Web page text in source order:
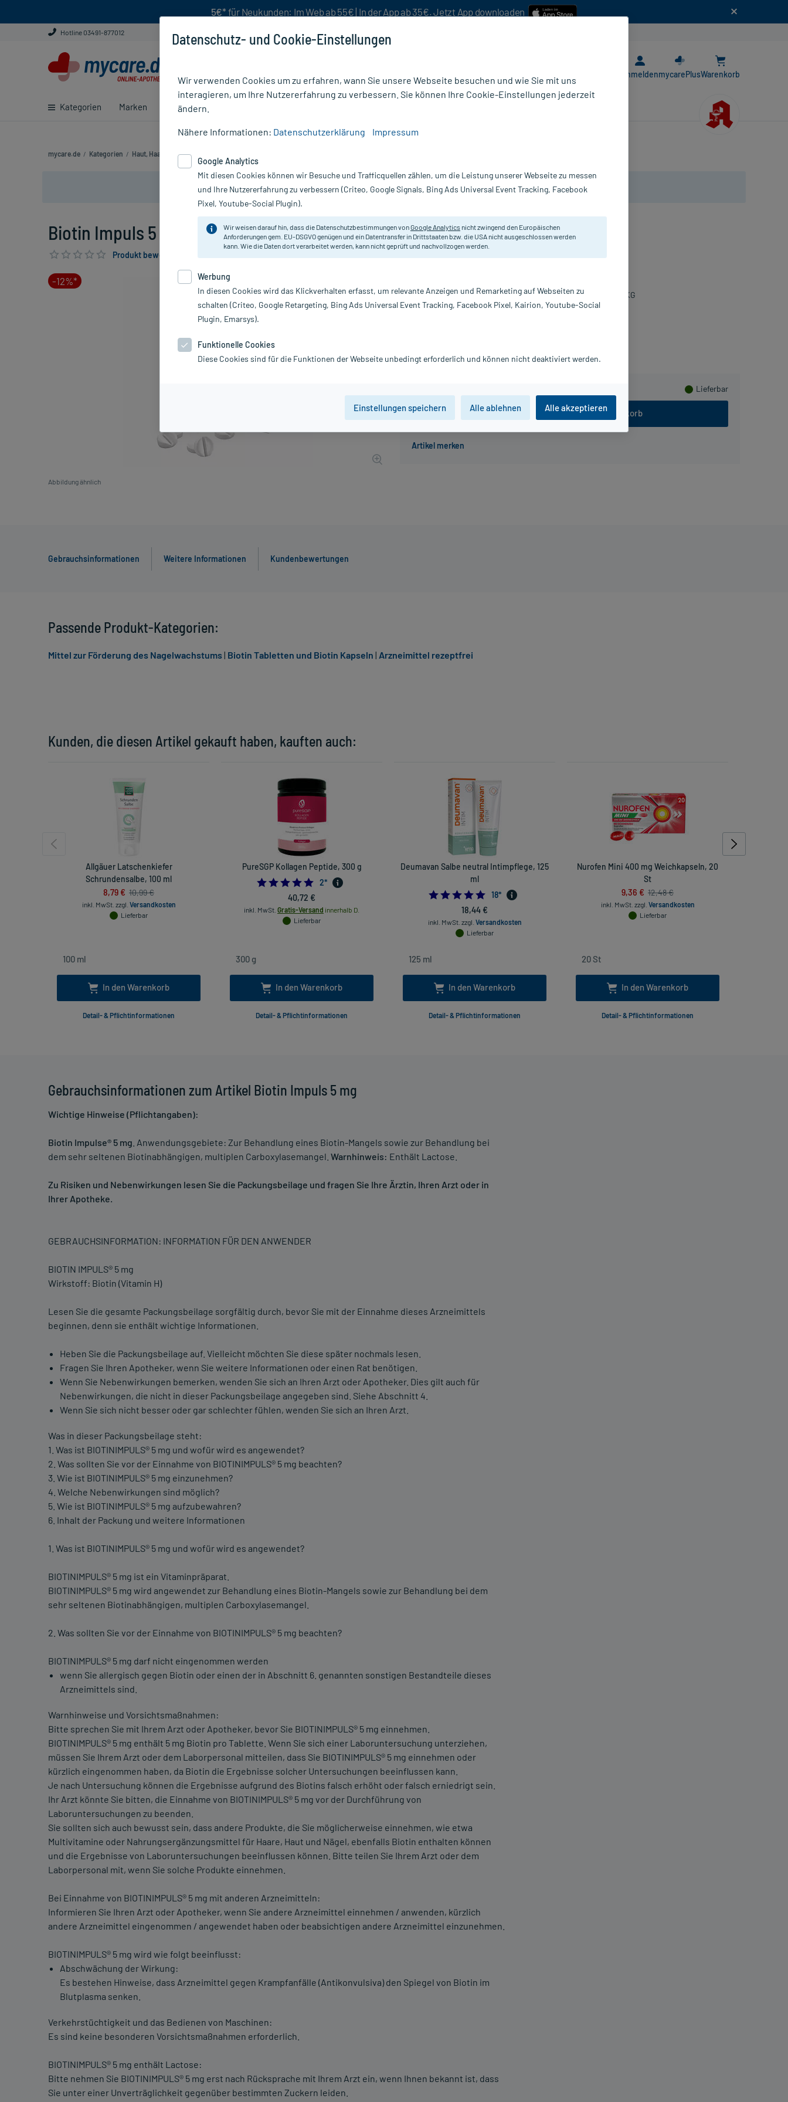
5€* für Neukunden: Im Web ab 55€ | In der App ab 35€. Jetzt App downloaden
Hotline 03491-877012
Kategorien Marken Ratgeber
AnmeldenmycarePlusWarenkorb
mycare.de / Kategorien / Haut, Haare & Nägel
Nur für kurze Zeit:Gratis-Versand* ab 19€ Mindestbestellwert!
Biotin Impuls 5 mg, 100 St
Produkt bewerten & PlusHerzen sichern
-12%*
Abbildung ähnlich
inkl. MwSt. Gratis-Versand innerhalb D.
Lieferbar
In den Warenkorb
Vitaminpräparat zur Behandlung von Biotinmangelzuständen.
Darreichung:
Tabletten
Hersteller:
Quiris Healthcare GmbH & Co. KG
Information:
Beipackzettel als PDF
Gebrauchsinformationen Weitere Informationen Kundenbewertungen
Gebrauchsinformationen zum Artikel Biotin Impuls 5 mg
Wichtige Hinweise (Pflichtangaben):
Biotin Impulse® 5 mg . Anwendungsgebiete: Zur Behandlung eines Biotin-Mangels sowie zur Behandlung bei
dem sehr seltenen Biotinabhängigen, multiplen Carboxylasemangel. Warnhinweis: Enthält Lactose.
Zu Risiken und Nebenwirkungen lesen Sie die Packungsbeilage und fragen Sie Ihre Ärztin, Ihren Arzt oder in
Ihrer Apotheke.
GEBRAUCHSINFORMATION: INFORMATION FÜR DEN ANWENDER
BIOTIN IMPULS® 5 mg
Wirkstoff: Biotin (Vitamin H)
Lesen Sie die gesamte Packungsbeilage sorgfältig durch, bevor Sie mit der Einnahme dieses Arzneimittels
beginnen, denn sie enthält wichtige Informationen.
Heben Sie die Packungsbeilage auf. Vielleicht möchten Sie diese später nochmals lesen.
Fragen Sie Ihren Apotheker, wenn Sie weitere Informationen oder einen Rat benötigen.
Wenn Sie Nebenwirkungen bemerken, wenden Sie sich an Ihren Arzt oder Apotheker. Dies gilt auch für
Nebenwirkungen, die nicht in dieser Packungsbeilage angegeben sind. Siehe Abschnitt 4.
Wenn Sie sich nicht besser oder gar schlechter fühlen, wenden Sie sich an Ihren Arzt.
Was in dieser Packungsbeilage steht:
1. Was ist BIOTINIMPULS® 5 mg und wofür wird es angewendet?
2. Was sollten Sie vor der Einnahme von BIOTINIMPULS® 5 mg beachten?
3. Wie ist BIOTINIMPULS® 5 mg einzunehmen?
4. Welche Nebenwirkungen sind möglich?
5. Wie ist BIOTINIMPULS® 5 mg aufzubewahren?
6. Inhalt der Packung und weitere Informationen
1. Was ist BIOTINIMPULS® 5 mg und wofür wird es angewendet?
BIOTINIMPULS® 5 mg ist ein Vitaminpräparat.
BIOTINIMPULS® 5 mg wird angewendet zur Behandlung eines Biotin-Mangels sowie zur Behandlung bei dem
sehr seltenen Biotinabhängigen, multiplen Carboxylasemangel.
2. Was sollten Sie vor der Einnahme von BIOTINIMPULS® 5 mg beachten?
BIOTINIMPULS® 5 mg darf nicht eingenommen werden
wenn Sie allergisch gegen Biotin oder einen der in Abschnitt 6. genannten sonstigen Bestandteile dieses
Arzneimittels sind.
Warnhinweise und Vorsichtsmaßnahmen:
Bitte sprechen Sie mit Ihrem Arzt oder Apotheker, bevor Sie BIOTINIMPULS® 5 mg einnehmen.
BIOTINIMPULS® 5 mg enthält 5 mg Biotin pro Tablette. Wenn Sie sich einer Laboruntersuchung unterziehen,
müssen Sie Ihrem Arzt oder dem Laborpersonal mitteilen, dass Sie BIOTINIMPULS® 5 mg einnehmen oder
kürzlich eingenommen haben, da Biotin die Ergebnisse solcher Untersuchungen beeinflussen kann.
Je nach Untersuchung können die Ergebnisse aufgrund des Biotins falsch erhöht oder falsch erniedrigt sein.
Ihr Arzt könnte Sie bitten, die Einnahme von BIOTINIMPULS® 5 mg vor der Durchführung von
Laboruntersuchungen zu beenden.
Sie sollten sich auch bewusst sein, dass andere Produkte, die Sie möglicherweise einnehmen, wie etwa
Multivitamine oder Nahrungsergänzungsmittel für Haare, Haut und Nägel, ebenfalls Biotin enthalten können
und die Ergebnisse von Laboruntersuchungen beeinflussen können. Bitte teilen Sie Ihrem Arzt oder dem
Laborpersonal mit, wenn Sie solche Produkte einnehmen.
Bei Einnahme von BIOTINIMPULS® 5 mg mit anderen Arzneimitteln:
Informieren Sie Ihren Arzt oder Apotheker, wenn Sie andere Arzneimittel einnehmen / anwenden, kürzlich
andere Arzneimittel eingenommen / angewendet haben oder beabsichtigen andere Arzneimittel einzunehmen.
BIOTINIMPULS® 5 mg wird wie folgt beeinflusst:
Abschwächung der Wirkung:
Es bestehen Hinweise, dass Arzneimittel gegen Krampfanfälle (Antikonvulsiva) den Spiegel von Biotin im
Blutplasma senken.
Verkehrstüchtigkeit und das Bedienen von Maschinen:
Es sind keine besonderen Vorsichtsmaßnahmen erforderlich.
BIOTINIMPULS® 5 mg enthält Lactose:
Bitte nehmen Sie BIOTINIMPULS® 5 mg erst nach Rücksprache mit Ihrem Arzt ein, wenn Ihnen bekannt ist, dass
Sie unter einer Unverträglichkeit gegenüber bestimmten Zuckern leiden.
Kunden, die diesen Artikel gekauft haben, kauften auch:
Allgäuer Latschenkiefer
Schrundensalbe, 100 ml
8,79 € 10,99 €
inkl. MwSt. zzgl. Versandkosten
Lieferbar
In den Warenkorb
Detail- & Pflichtinformationen
PureSGP Kollagen Peptide, 300 g
5.0
2*
40,72 €
inkl. MwSt. Gratis-Versand innerhalb D.
Lieferbar
In den Warenkorb
Detail- & Pflichtinformationen
Deumavan Salbe neutral Intimpflege, 125
ml
4.833333333333333
18*
18,44 €
inkl. MwSt. zzgl. Versandkosten
Lieferbar
In den Warenkorb
Detail- & Pflichtinformationen
Nurofen Mini 400 mg Weichkapseln, 20
St
9,36 € 12,48 €
inkl. MwSt. zzgl. Versandkosten
Lieferbar
In den Warenkorb
Detail- & Pflichtinformationen
Passende Produkt-Kategorien:
Mittel zur Förderung des Nagelwachstums| Biotin Tabletten und Biotin Kapseln | Arzneimittel rezeptfrei
Datenschutz- und Cookie-Einstellungen
Wir verwenden Cookies um zu erfahren, wann Sie unsere Webseite besuchen und wie Sie mit uns
interagieren, um Ihre Nutzererfahrung zu verbessern. Sie können Ihre Cookie-Einstellungen jederzeit
ändern.
Nähere Informationen: Datenschutzerklärung Impressum
Google Analytics
Mit diesen Cookies können wir Besuche und Trafficquellen zählen, um die Leistung unserer Webseite zu messen
und Ihre Nutzererfahrung zu verbessern (Criteo, Google Signals, Bing Ads Universal Event Tracking, Facebook
Pixel, Youtube-Social Plugin).
Wir weisen darauf hin, dass die Datenschutzbestimmungen vonGoogle Analytics nicht zwingend den Europäischen
Anforderungen gem. EU-DSGVO genügen und ein Datentransfer in Drittstaaten bzw. die USA nicht ausgeschlossen werden
kann. Wie die Daten dort verarbeitet werden, kann nicht geprüft und nachvollzogen werden.
Werbung
In diesen Cookies wird das Klickverhalten erfasst, um relevante Anzeigen und Remarketing auf Webseiten zu
schalten (Criteo, Google Retargeting, Bing Ads Universal Event Tracking, Facebook Pixel, Kairion, Youtube-Social
Plugin, Emarsys).
Funktionelle Cookies
Diese Cookies sind für die Funktionen der Webseite unbedingt erforderlich und können nicht deaktiviert werden.
Einstellungen speichern Alle ablehnen Alle akzeptieren